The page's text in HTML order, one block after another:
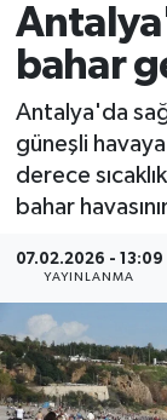
bahar
Antalya'da
güneşli
derece
bahar
07.02.2026 - 13:09
YAYINLANMA
Yerel
Spor
Yaşam
Asayiş
Dünya
Eğitim
Trafik
Tüm
Son
Haber